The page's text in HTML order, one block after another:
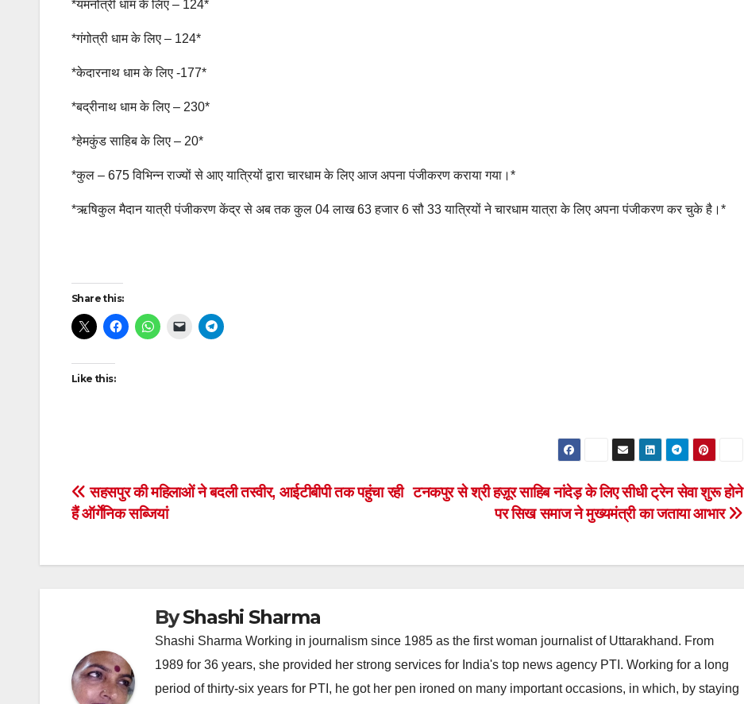
*यमनोत्री धाम के लिए – 124*
*गंगोत्री धाम के लिए – 124*
*केदारनाथ धाम के लिए -177*
*बद्रीनाथ धाम के लिए – 230*
*हेमकुंड साहिब के लिए – 20*
*कुल – 675 विभिन्न राज्यों से आए यात्रियों द्वारा चारधाम के लिए आज अपना पंजीकरण कराया गया।*
*ऋषिकुल मैदान यात्री पंजीकरण केंद्र से अब तक कुल 04 लाख 63 हजार 6 सौ 33 यात्रियों ने चारधाम यात्रा के लिए अपना पंजीकरण कर चुके है।*
Post
navigation
Share this:
Like this:
Post
navigation
टनकपुर से श्री हज़ूर साहिब नांदेड़ के लिए सीधी ट्रेन सेवा शुरू होने
पर सिख समाज ने मुख्यमंत्री का जताया आभार
सहसपुर की महिलाओं ने बदली तस्वीर, आईटीबीपी तक पहुंचा रही
हैं ऑर्गेनिक सब्जियां
ByShashi Sharma
Shashi Sharma Working in journalism since 1985 as the first woman journalist of Uttarakhand. From
1989 for 36 years, she provided her strong services for India's top news agency PTI. Working for a long
period of thirty-six years for PTI, he got her pen ironed on many important occasions, in which, by staying